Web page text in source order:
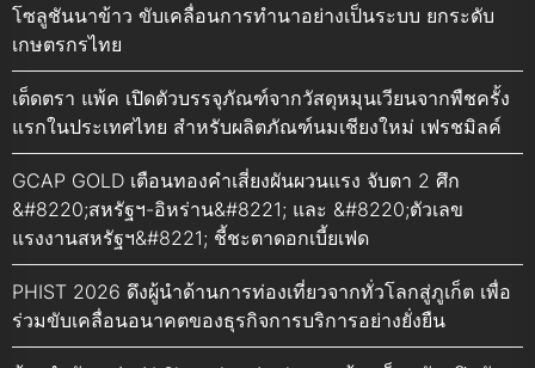
โซลูชันนาข้าว ขับเคลื่อนการทำนาอย่างเป็นระบบ ยกระดับ
เกษตรกรไทย
เต็ดตรา แพ้ค เปิดตัวบรรจุภัณฑ์จากวัสดุหมุนเวียนจากพืชครั้ง
แรกในประเทศไทย สำหรับผลิตภัณฑ์นมเชียงใหม่ เฟรชมิลค์
GCAP GOLD เตือนทองคำเสี่ยงผันผวนแรง จับตา 2 ศึก
&#8220;สหรัฐฯ-อิหร่าน&#8221; และ &#8220;ตัวเลข
แรงงานสหรัฐฯ&#8221; ชี้ชะตาดอกเบี้ยเฟด
PHIST 2026 ดึงผู้นำด้านการท่องเที่ยวจากทั่วโลกสู่ภูเก็ต เพื่อ
ร่วมขับเคลื่อนอนาคตของธุรกิจการบริการอย่างยั่งยืน